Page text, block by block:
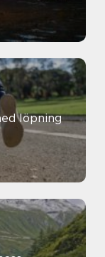
löpning